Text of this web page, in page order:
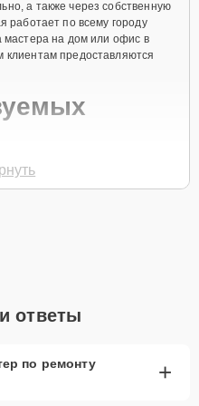
а также через собственную
работает по всему городу
мастера на дом или офис в
предоставляются
GTI 3353 предлагаются
устройства дольше
времени заменить
ответы
по ремонту
+